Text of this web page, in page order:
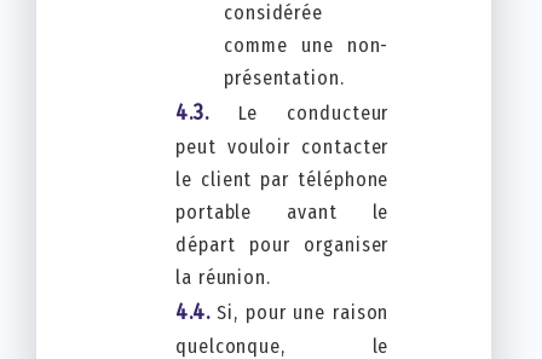
considérée
comme une non-
présentation.
Le conducteur
peut vouloir contacter
le client par téléphone
portable avant le
départ pour organiser
la réunion.
Si, pour une raison
quelconque, le